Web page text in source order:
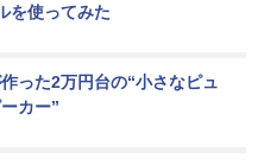
を使ってみた
った2万円台の“小さなピュ
カー”